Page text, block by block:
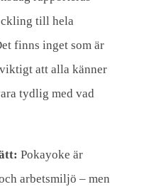
till hela
finns inget som är
att alla känner
tydlig med vad
Pokayoke är
arbetsmiljö – men